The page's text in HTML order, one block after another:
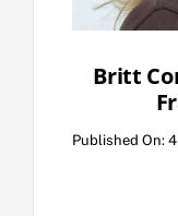
Britt
Published On: